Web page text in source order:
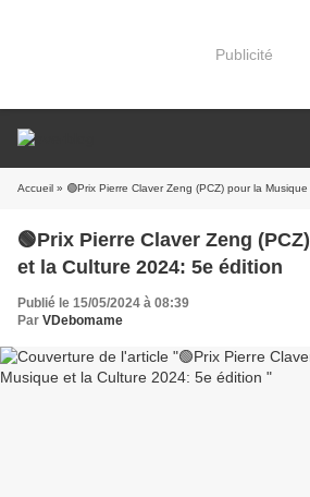
Publicité
Accueil » 🟢Prix Pierre Claver Zeng (PCZ) pour la
🟢Prix Pierre Claver Zeng
et la Culture 2024: 5e édition
Publié le 15/05/2024 à 08:39
Par VDebomame